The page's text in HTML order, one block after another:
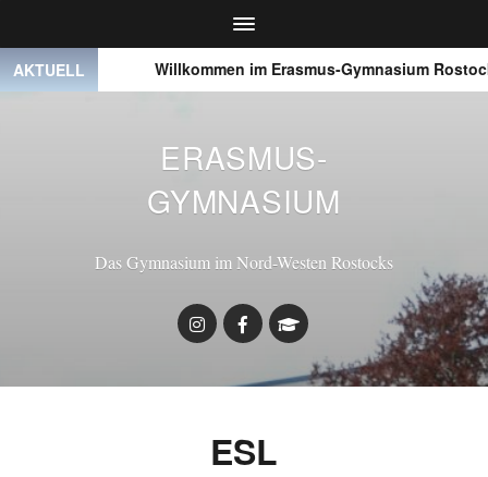
AKTUELL
● ● ● Willkommen im Erasmus-Gymnasium Rostock
ERASMUS-
GYMNASIUM
Das Gymnasium im Nord-Westen Rostocks
ESL